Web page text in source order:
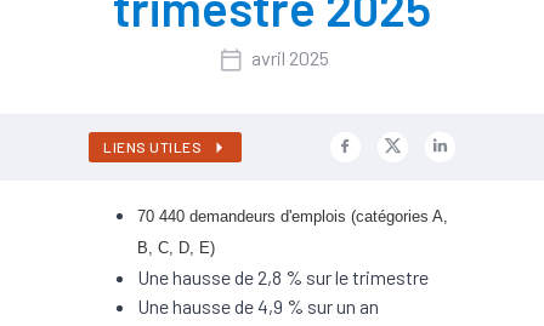
avril 2025
LIENS UTILES
70 440 demandeurs d'emplois (catégories A,
B, C, D, E)
Une hausse de 2,8 % sur le trimestre
Une hausse de 4,9 % sur un an